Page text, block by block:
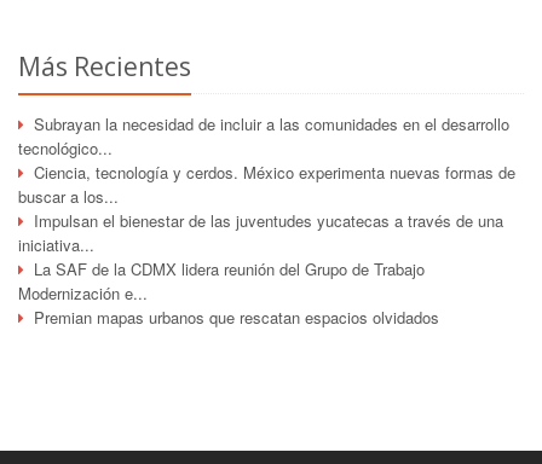
Más Recientes
Subrayan la necesidad de incluir a las comunidades en el desarrollo
tecnológico...
Ciencia, tecnología y cerdos. México experimenta nuevas formas de
buscar a los...
Impulsan el bienestar de las juventudes yucatecas a través de una
iniciativa...
La SAF de la CDMX lidera reunión del Grupo de Trabajo
Modernización e...
Premian mapas urbanos que rescatan espacios olvidados